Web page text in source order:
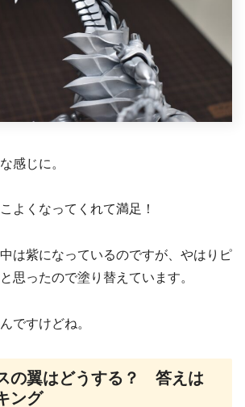
感じに。
よくなってくれて満足！
は紫になっているのですが、やはりピ
思ったので塗り替えています。
ですけどね。
の翼はどうする？ 答えは
ング